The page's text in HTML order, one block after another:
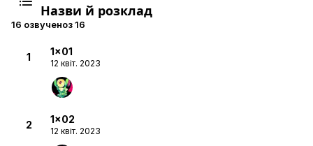
Назви й розклад
16 озвученоз 16
1 1x01
12 квіт. 2023
2 1x02
12 квіт. 2023